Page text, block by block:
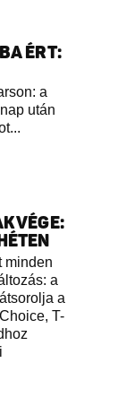
ÉRT:
a
után
VÉGE:
minden
a
a
T-